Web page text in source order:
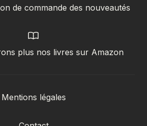
de commande des nouveautés
plus nos livres sur Amazon
Mentions légales